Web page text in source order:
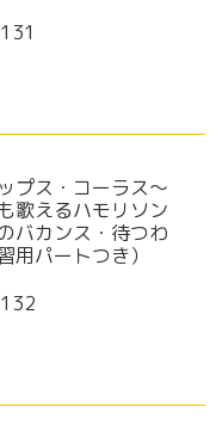
プス・コーラス～
歌えるハモリソン
バカンス・待つわ
用パートつき）